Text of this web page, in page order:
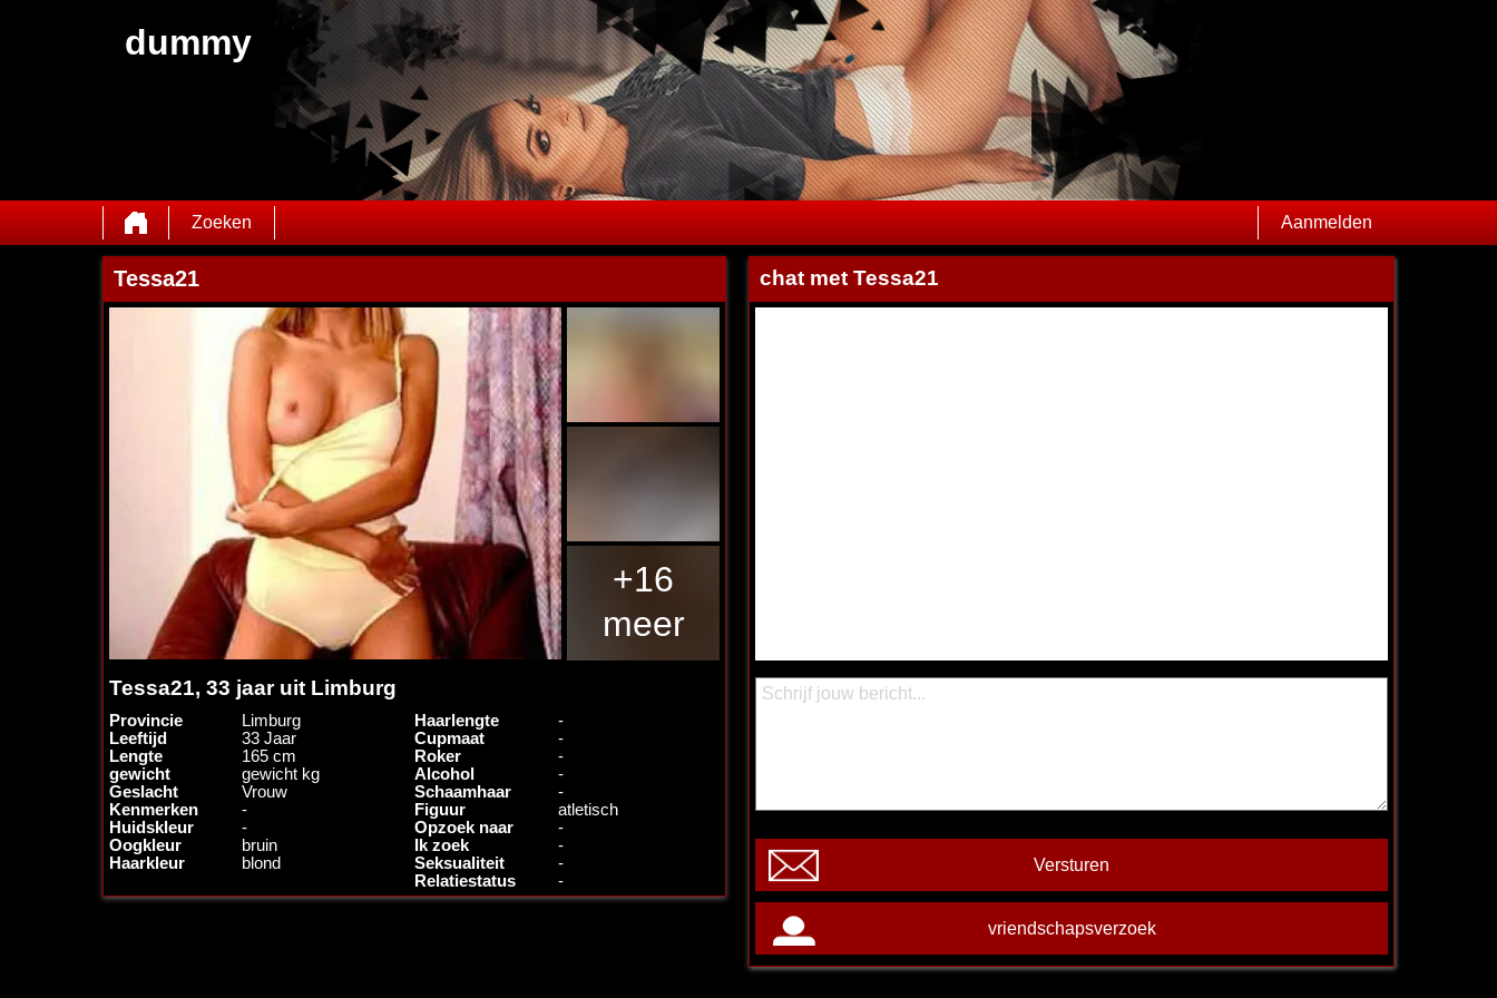
dummy
Zoeken Aanmelden
Tessa21
+16
meer
Tessa21, 33 jaar uit Limburg
Provincie
Limburg
Leeftijd
33 Jaar
Lengte
165 cm
gewicht
gewicht kg
Geslacht
Vrouw
Kenmerken
-
Huidskleur
-
Oogkleur
bruin
Haarkleur
blond
Haarlengte
-
Cupmaat
-
Roker
-
Alcohol
-
Schaamhaar
-
Figuur
atletisch
Opzoek naar
-
Ik zoek
-
Seksualiteit
-
Relatiestatus
-
chat met Tessa21
Versturen
vriendschapsverzoek